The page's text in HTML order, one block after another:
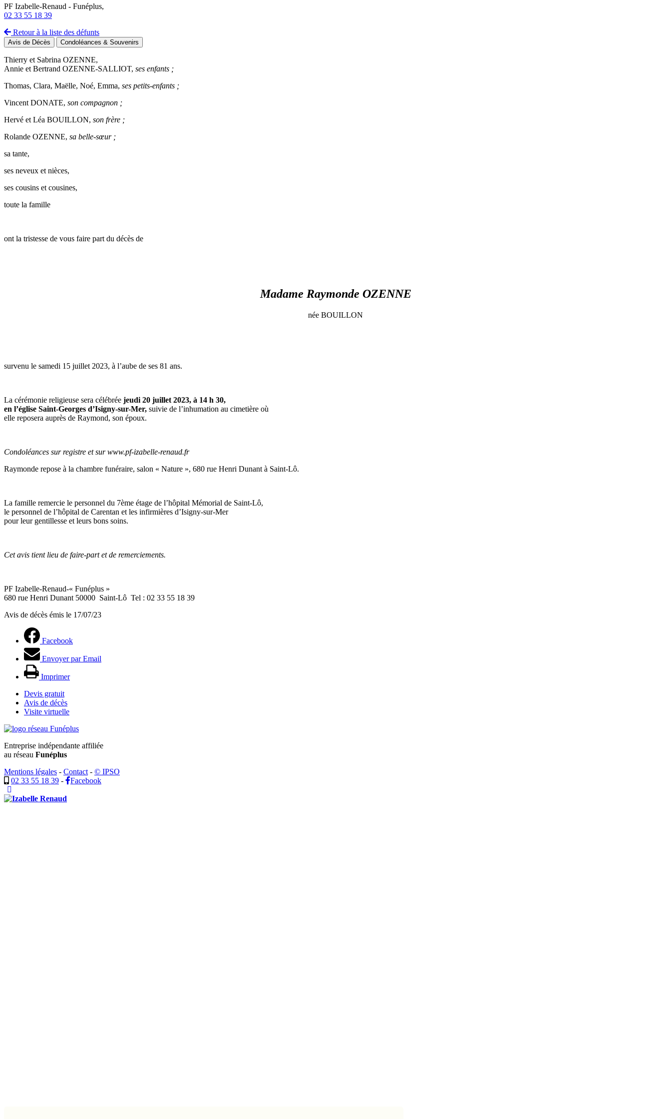
PF Izabelle-Renaud - Funéplus,
02 33 55 18 39
Retour à la liste des défunts
Avis de Décès Condoléances & Souvenirs
Thierry et Sabrina OZENNE,
Annie et Bertrand OZENNE-SALLIOT, ses enfants ;
Thomas, Clara, Maëlle, Noé, Emma, ses petits-enfants ;
Vincent DONATE, son compagnon ;
Hervé et Léa BOUILLON, son frère ;
Rolande OZENNE, sa belle-sœur ;
sa tante,
ses neveux et nièces,
ses cousins et cousines,
toute la famille
ont la tristesse de vous faire part du décès de
Madame Raymonde OZENNE
née BOUILLON
survenu le samedi 15 juillet 2023, à l’aube de ses 81 ans.
La cérémonie religieuse sera célébrée jeudi 20 juillet 2023, à 14 h 30,
en l’église Saint-Georges d’Isigny-sur-Mer, suivie de l’inhumation au cimetière où
elle reposera auprès de Raymond, son époux.
Condoléances sur registre et sur www.pf-izabelle-renaud.fr
Raymonde repose à la chambre funéraire, salon « Nature », 680 rue Henri Dunant à Saint-Lô.
La famille remercie le personnel du 7ème étage de l’hôpital Mémorial de Saint-Lô,
le personnel de l’hôpital de Carentan et les infirmières d’Isigny-sur-Mer
pour leur gentillesse et leurs bons soins.
Cet avis tient lieu de faire-part et de remerciements.
PF Izabelle-Renaud-« Funéplus »
680 rue Henri Dunant 50000 Saint-Lô Tel : 02 33 55 18 39
Avis de décès émis le 17/07/23
Facebook
Envoyer par Email
Imprimer
Devis gratuit
Avis de décès
Visite virtuelle
Entreprise indépendante affiliée
au réseau Funéplus
Mentions légales - Contact - © IPSO
02 33 55 18 39 - Facebook